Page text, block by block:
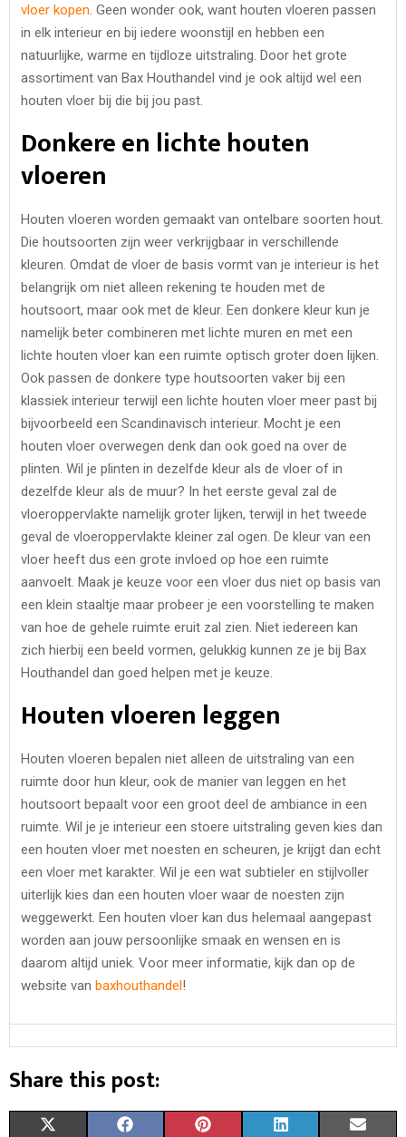
vloer kopen . Geen wonder ook, want houten vloeren passen
in elk interieur en bij iedere woonstijl en hebben een
natuurlijke, warme en tijdloze uitstraling. Door het grote
assortiment van Bax Houthandel vind je ook altijd wel een
houten vloer bij die bij jou past.
Donkere en lichte houten
vloeren
Houten vloeren worden gemaakt van ontelbare soorten hout.
Die houtsoorten zijn weer verkrijgbaar in verschillende
kleuren. Omdat de vloer de basis vormt van je interieur is het
belangrijk om niet alleen rekening te houden met de
houtsoort, maar ook met de kleur. Een donkere kleur kun je
namelijk beter combineren met lichte muren en met een
lichte houten vloer kan een ruimte optisch groter doen lijken.
Ook passen de donkere type houtsoorten vaker bij een
klassiek interieur terwijl een lichte houten vloer meer past bij
bijvoorbeeld een Scandinavisch interieur. Mocht je een
houten vloer overwegen denk dan ook goed na over de
plinten. Wil je plinten in dezelfde kleur als de vloer of in
dezelfde kleur als de muur? In het eerste geval zal de
vloeroppervlakte namelijk groter lijken, terwijl in het tweede
geval de vloeroppervlakte kleiner zal ogen. De kleur van een
vloer heeft dus een grote invloed op hoe een ruimte
aanvoelt. Maak je keuze voor een vloer dus niet op basis van
een klein staaltje maar probeer je een voorstelling te maken
van hoe de gehele ruimte eruit zal zien. Niet iedereen kan
zich hierbij een beeld vormen, gelukkig kunnen ze je bij Bax
Houthandel dan goed helpen met je keuze.
Houten vloeren leggen
Houten vloeren bepalen niet alleen de uitstraling van een
ruimte door hun kleur, ook de manier van leggen en het
houtsoort bepaalt voor een groot deel de ambiance in een
ruimte. Wil je je interieur een stoere uitstraling geven kies dan
een houten vloer met noesten en scheuren, je krijgt dan echt
een vloer met karakter. Wil je een wat subtieler en stijlvoller
uiterlijk kies dan een houten vloer waar de noesten zijn
weggewerkt. Een houten vloer kan dus helemaal aangepast
worden aan jouw persoonlijke smaak en wensen en is
daarom altijd uniek. Voor meer informatie, kijk dan op de
website van baxhouthandel!
Share this post: